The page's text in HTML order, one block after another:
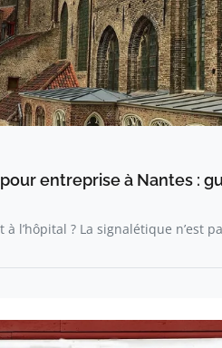
entreprise à Nantes :
l’hôpital ? La signalétique n’est